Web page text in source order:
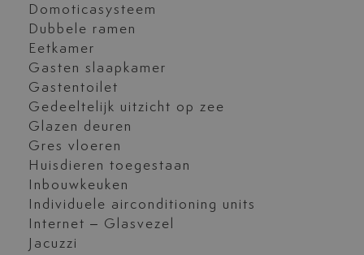
Domoticasysteem
Dubbele ramen
Eetkamer
Gasten slaapkamer
Gastentoilet
Gedeeltelijk uitzicht op zee
Glazen deuren
Gres vloeren
Huisdieren toegestaan
Inbouwkeuken
Individuele airconditioning units
Internet – Glasvezel
Jacuzzi